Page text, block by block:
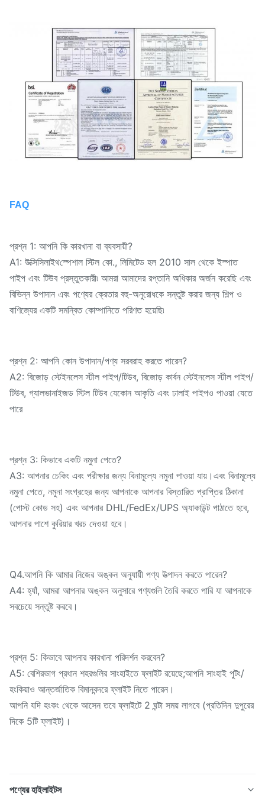
FAQ
প্রশ্ন 1: আপনি কি কারখানা বা ব্যবসায়ী?
A1: উক্সিসিলাইথস্পেশাল স্টিল কো., লিমিটেড হল 2010 সাল থেকে ইস্পাত
পাইপ এবং টিউব প্রস্তুতকারী৷ আমরা আমাদের রপ্তানি অধিকার অর্জন করেছি এবং
বিভিন্ন উপাদান এবং পণ্যের ক্রেতার বহু-অনুরোধকে সন্তুষ্ট করার জন্য শিল্প ও
বাণিজ্যের একটি সমন্বিত কোম্পানিতে পরিণত হয়েছি৷
প্রশ্ন 2: আপনি কোন উপাদান/পণ্য সরবরাহ করতে পারেন?
A2: বিজোড় স্টেইনলেস স্টীল পাইপ/টিউব, বিজোড় কার্বন স্টেইনলেস স্টীল পাইপ/
টিউব, গ্যালভানাইজড স্টিল টিউব যেকোন আকৃতি এবং ঢালাই পাইপও পাওয়া যেতে
পারে
প্রশ্ন 3: কিভাবে একটি নমুনা পেতে?
A3: আপনার চেকিং এবং পরীক্ষার জন্য বিনামূল্যে নমুনা পাওয়া যায়।এবং বিনামূল্যে
নমুনা পেতে, নমুনা সংগ্রহের জন্য আপনাকে আপনার বিস্তারিত প্রাপ্তির ঠিকানা
(পোস্ট কোড সহ) এবং আপনার DHL/FedEx/UPS অ্যাকাউন্ট পাঠাতে হবে,
আপনার পাশে কুরিয়ার খরচ দেওয়া হবে।
Q4.আপনি কি আমার নিজের অঙ্কন অনুযায়ী পণ্য উত্পাদন করতে পারেন?
A4: হ্যাঁ, আমরা আপনার অঙ্কন অনুসারে পণ্যগুলি তৈরি করতে পারি যা আপনাকে
সবচেয়ে সন্তুষ্ট করবে।
প্রশ্ন 5: কিভাবে আপনার কারখানা পরিদর্শন করবেন?
A5: বেশিরভাগ প্রধান শহরগুলির সাংহাইতে ফ্লাইট রয়েছে;আপনি সাংহাই পুটং/
হংকিয়াও আন্তর্জাতিক বিমানবন্দরে ফ্লাইট নিতে পারেন।
আপনি যদি হংকং থেকে আসেন তবে ফ্লাইটে 2 ঘন্টা সময় লাগবে (প্রতিদিন দুপুরের
দিকে 5টি ফ্লাইট)।
পণ্যের হাইলাইটস